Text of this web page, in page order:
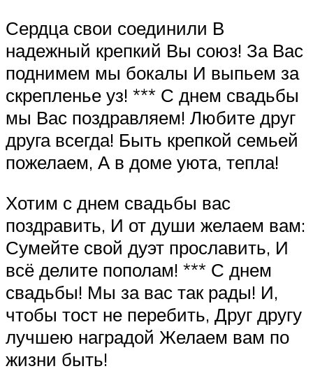
Сердца свои соединили В
надежный крепкий Вы союз! За Вас
поднимем мы бокалы И выпьем за
скрепленье уз! *** С днем свадьбы
мы Вас поздравляем! Любите друг
друга всегда! Быть крепкой семьей
пожелаем, А в доме уюта, тепла!
Хотим с днем свадьбы вас
поздравить, И от души желаем вам:
Сумейте свой дуэт прославить, И
всё делите пополам! *** С днем
свадьбы! Мы за вас так рады! И,
чтобы тост не перебить, Друг другу
лучшею наградой Желаем вам по
жизни быть!